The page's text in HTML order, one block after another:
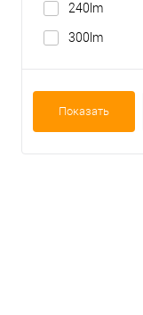
240lm
300lm
Показать